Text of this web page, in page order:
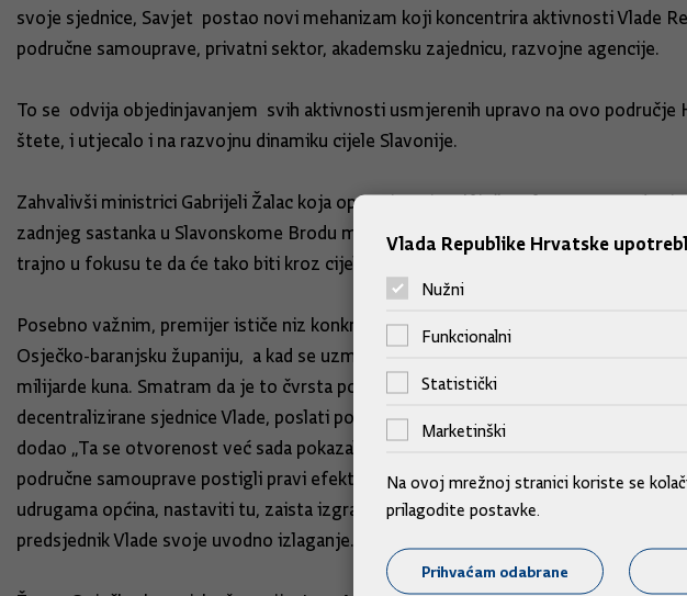
svoje sjednice, Savjet postao novi mehanizam koji koncentrira aktivnosti Vlade
područne samouprave, privatni sektor, akademsku zajednicu, razvojne agencije.
To se odvija objedinjavanjem svih aktivnosti usmjerenih upravo na ovo
štete, i utjecalo i na razvojnu dinamiku cijele Slavonije.
Zahvalivši ministrici Gabrijeli Žalac koja operativno ima ključnu ulogu u
zadnjeg sastanka u Slavonskome Brodu moglo konkretno vidjeti koliko je već
trajno u fokusu te da će tako biti kroz cijeli njezin mandat.
Posebno važnim, premijer ističe niz konkretnih projekata koji će biti
Osječko-baranjsku županiju, a kad se uzme u obzir ukupan iznos projekata koji
milijarde kuna. Smatram da je to čvrsta poruka Vlade cijeloj Slavoniji, i svim
decentralizirane sjednice Vlade, poslati poruke da želimo sinergiju rada središnje
dodao „Ta se otvorenost već sada pokazala korisnom i kod pripreme proračuna,
područne samouprave postigli pravi efekt povjerenja i suradnje. S te strane
udrugama općina, nastaviti tu, zaista izgrađenu suradnju punu povjerenja, ali
predsjednik Vlade svoje uvodno izlaganje.
Vlada Republike Hrvatske
Nužni
Funkcionalni
Statistički
Marketinški
Na ovoj mrežnoj stranici koriste se
prilagodite postavke.
Prihvaćam odabrane